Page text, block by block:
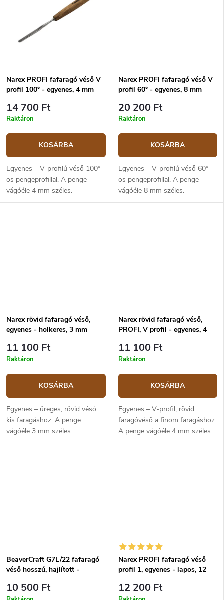
Narex PROFI fafaragó véső V
profil 100° - egyenes, 4 mm
14 700 Ft
Raktáron
KOSÁRBA
Egyenes – V-profilú véső 100°-
os pengeprofillal. A penge
vágóéle 4 mm széles.
Narex PROFI fafaragó véső V
profil 60° - egyenes, 8 mm
20 200 Ft
Raktáron
KOSÁRBA
Egyenes – V-profilú véső 60°-
os pengeprofillal. A penge
vágóéle 8 mm széles.
Narex rövid fafaragó véső,
egyenes - holkeres, 3 mm
11 100 Ft
Raktáron
KOSÁRBA
Egyenes – üreges, rövid véső
kis faragáshoz. A penge
vágóéle 3 mm széles.
Narex rövid fafaragó véső,
PROFI, V profil - egyenes, 4
11 100 Ft
Raktáron
KOSÁRBA
Egyenes – V-profil, rövid
faragóvéső a finom faragáshoz.
A penge vágóéle 4 mm széles.
BeaverCraft G7L/22 fafaragó
véső hosszú, hajlított -
10 500 Ft
Narex PROFI fafaragó véső
profil 1, egyenes - lapos, 12
12 200 Ft